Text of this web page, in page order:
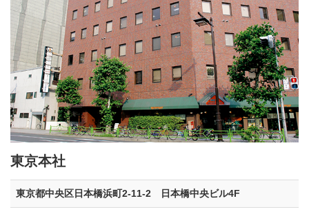
東京本社
東京都中央区日本橋浜町2-11-2 日本橋中央ビル4F